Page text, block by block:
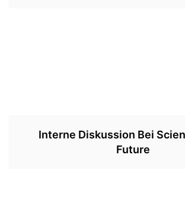
Interne Diskussion Bei
Future